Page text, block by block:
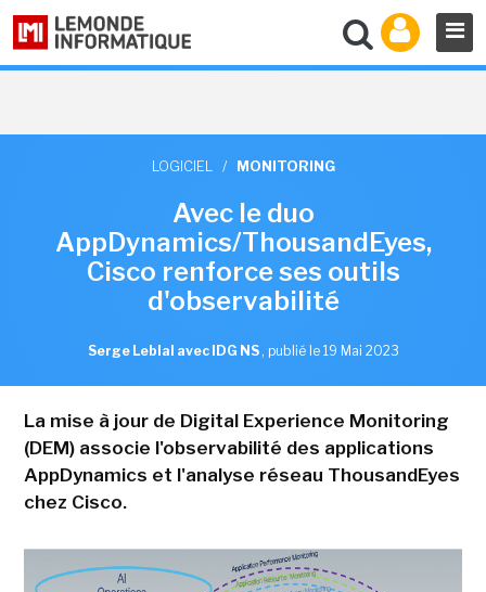
LOGICIEL / MONITORING
Avec le duo
AppDynamics/ThousandEyes,
Cisco renforce ses outils
d'observabilité
Serge Leblal avec IDG NS , publié le 19 Mai 2023
La mise à jour de Digital Experience Monitoring
(DEM) associe l'observabilité des applications
AppDynamics et l'analyse réseau ThousandEyes
chez Cisco.